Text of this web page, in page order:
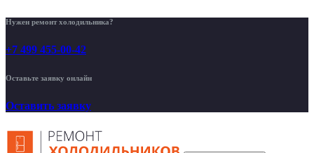
Нужен ремонт холодильника?
+7 499 455-00-42
Оставьте заявку онлайн
Оставить заявку